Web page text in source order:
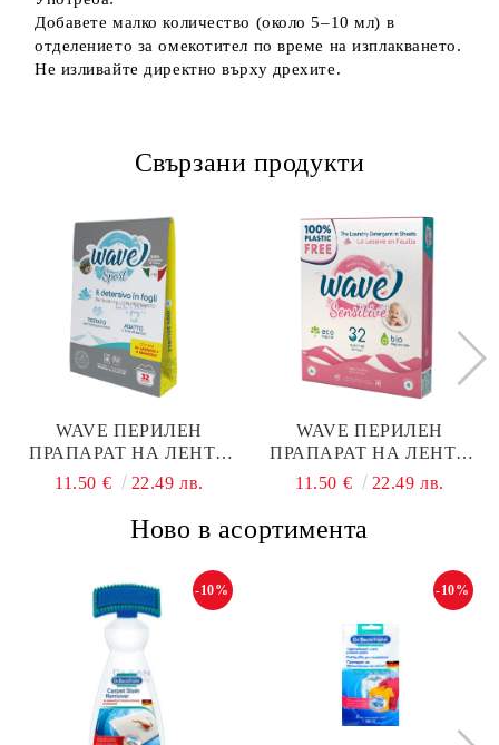
Добавете малко количество (около 5–10 мл) в
отделението за омекотител по време на изплакването.
Не изливайте директно върху дрехите.
Свързани продукти
WAVE ПЕРИЛЕН
ПРАПАРАТ НА ЛЕНТИ
32ПР СПОРТ
11.50 € 22.49 лв.
WAVE ПЕРИЛЕН
ПРАПАРАТ НА ЛЕНТИ
32ПР СЕНЗИТИВ
11.50 € 22.49 лв.
Ново в асортимента
-10% -10%